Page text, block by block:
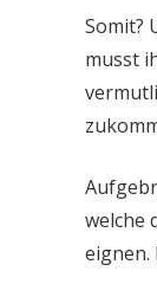
Somit?
musst
welche
eignen.